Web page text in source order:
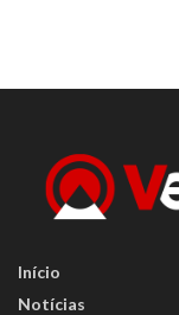
Início
Notícias